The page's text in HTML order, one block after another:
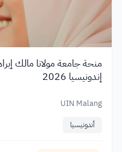
منحة جامعة مولانا مالك
إندونيسيا 2026
UIN Malang
أندونيسيا